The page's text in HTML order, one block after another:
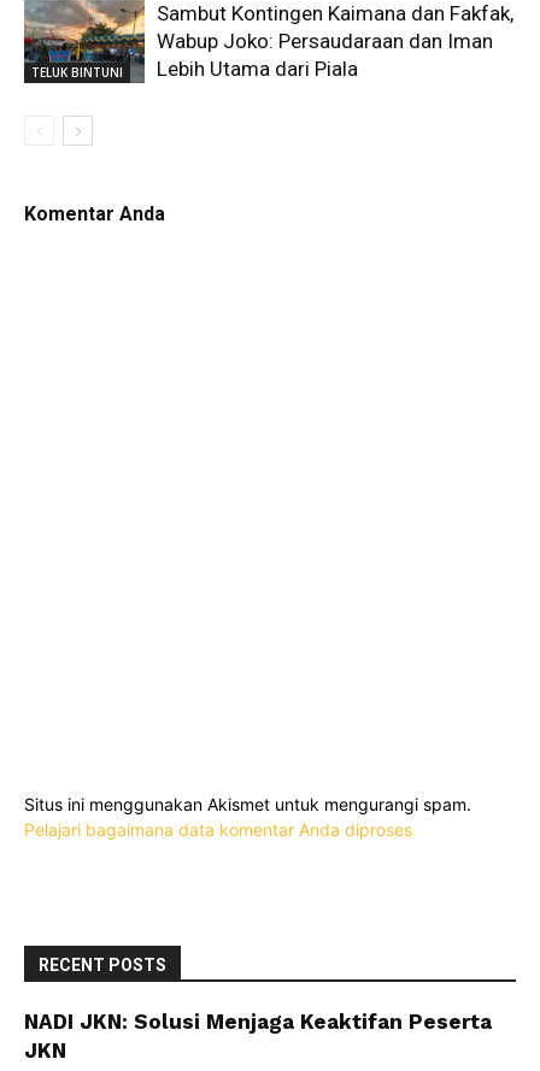
TELUK BINTUNI
Sambut Kontingen Kaimana dan Fakfak,
Wabup Joko: Persaudaraan dan Iman
Lebih Utama dari Piala
Komentar Anda
Situs ini menggunakan Akismet untuk mengurangi spam.
Pelajari bagaimana data komentar Anda diproses
RECENT POSTS
NADI JKN: Solusi Menjaga Keaktifan Peserta
JKN